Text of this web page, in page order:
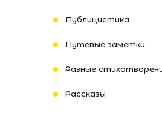
Публицистика
Путевые заметки
Разные
Рассказы